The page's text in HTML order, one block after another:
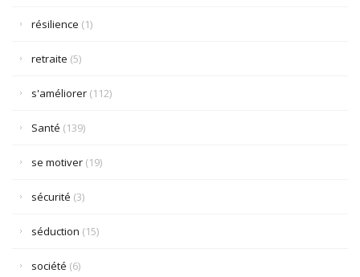
résilience (1)
retraite (5)
s'améliorer (112)
Santé (139)
se motiver (19)
sécurité (3)
séduction (15)
société (6)